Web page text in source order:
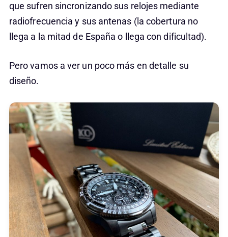
que sufren sincronizando sus relojes mediante
radiofrecuencia y sus antenas (la cobertura no
llega a la mitad de España o llega con dificultad).
Pero vamos a ver un poco más en detalle su
diseño.